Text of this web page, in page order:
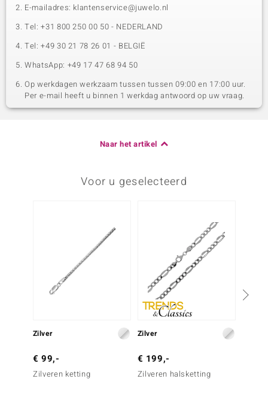
E-mailadres: klantenservice@juwelo.nl
Tel: +31 800 250 00 50 - NEDERLAND
Tel: +49 30 21 78 26 01 - BELGIË
WhatsApp: +49 17 47 68 94 50
Op werkdagen werkzaam tussen tussen 09:00 en 17:00 uur.
Per e-mail heeft u binnen 1 werkdag antwoord op uw vraag.
Naar het artikel
Voor u geselecteerd
Zilver
€ 99,-
Zilveren ketting
Zilver
€ 199,-
Zilveren halsketting